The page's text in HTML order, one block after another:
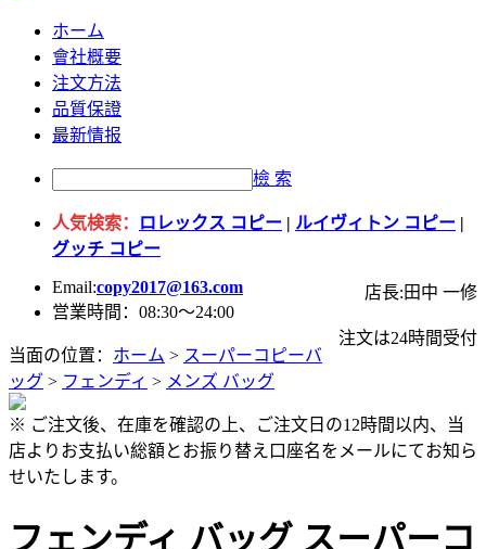
ホーム
會社概要
注文方法
品質保證
最新情报
檢 索
人気検索： ロレックス コピー | ルイヴィトン コピー |
グッチ コピー
Email:copy2017@163.com
店長:田中 一修
営業時間：08:30～24:00
注文は24時間受付
当面の位置： ホーム > スーパーコピーバ
ッグ > フェンディ > メンズ バッグ
※ ご注文後、在庫を確認の上、ご注文日の12時間以内、当
店よりお支払い総額とお振り替え口座名をメールにてお知ら
せいたします。
フェンディ バッグ スーパーコ